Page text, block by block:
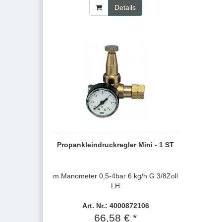
Details
Propankleindruckregler Mini - 1 ST
m.Manometer 0,5-4bar 6 kg/h G 3/8Zoll
LH
Art. Nr.: 4000872106
66,58 € *